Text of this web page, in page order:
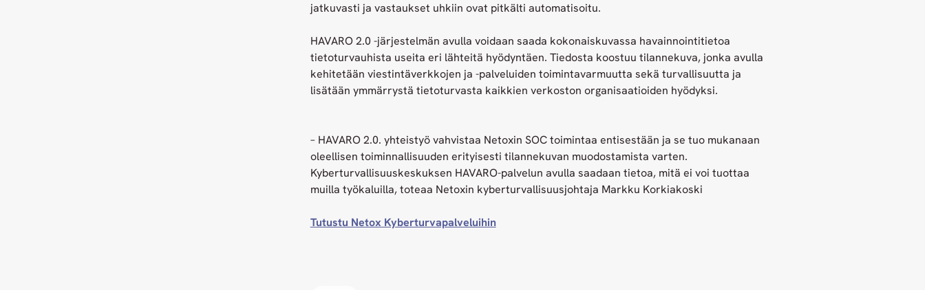
jatkuvasti ja vastaukset uhkiin ovat pitkälti automatisoitu.
HAVARO 2.0 -järjestelmän avulla voidaan saada kokonaiskuvassa havainnointitietoa
tietoturvauhista useita eri lähteitä hyödyntäen. Tiedosta koostuu tilannekuva, jonka avulla
kehitetään viestintäverkkojen ja -palveluiden toimintavarmuutta sekä turvallisuutta ja
lisätään ymmärrystä tietoturvasta kaikkien verkoston organisaatioiden hyödyksi.
– HAVARO 2.0. yhteistyö vahvistaa Netoxin SOC toimintaa entisestään ja se tuo mukanaan
oleellisen toiminnallisuuden erityisesti tilannekuvan muodostamista varten.
Kyberturvallisuuskeskuksen HAVARO-palvelun avulla saadaan tietoa, mitä ei voi tuottaa
muilla työkaluilla, toteaa Netoxin kyberturvallisuusjohtaja Markku Korkiakoski
Tutustu Netox Kyberturvapalveluihin